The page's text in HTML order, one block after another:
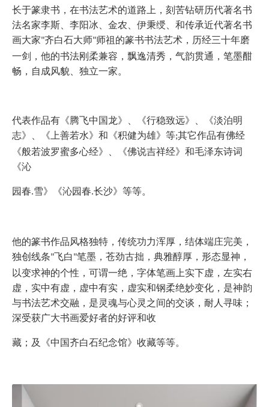
长于篆隶书，在书法艺术的道路上，刻苦钻研历代著名书
法名家李斯、李阳冰、金农、伊秉绶、和传承近代著名书
画大家"齐白石大师"师祖的篆书书法艺术，历经三十年磨
一剑，他的书法刚柔兼容，飘逸清秀，气韵贯通，笔墨酣
畅，自成风貌、独立一家。
代表作品有《腾飞中国龙》、《行稳致远》、《淡泊明
志》、《上善若水》和《积健为雄》等;其它作品有佛经
《般若波罗蜜多心经》、《佛说吉祥经》和毛泽东诗词
《沁
园春.雪》《沁园春.长沙》等等。
他的篆书作品风格独特，传统功力浑厚，结体端庄完美，
独创线条"飞白"笔墨，苍劲古拙，典雅醇厚，形态显神，
以变求神的个性，可谓一绝，字体笔画上实下虚，左实右
虚，实中有虚，虚中有实，虚实和钢柔绝妙变化，是神韵
与书法艺术交融，是灵魂与心灵之间的交谈，耐人寻味；
深受获广大书画爱好者的好评和收
藏；及《中国齐白石纪念馆》收藏等等。